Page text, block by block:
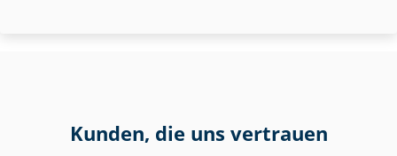
Kunden, die uns vertrauen